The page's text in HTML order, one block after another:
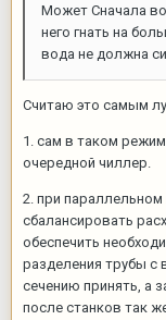
Может Сначала
него гнать на
вода не должна
Считаю это самым
1. сам в таком
очередной чиллер.
2. при
сбалансировать
обеспечить
разделения трубы с
сечению принять, а
после станков так